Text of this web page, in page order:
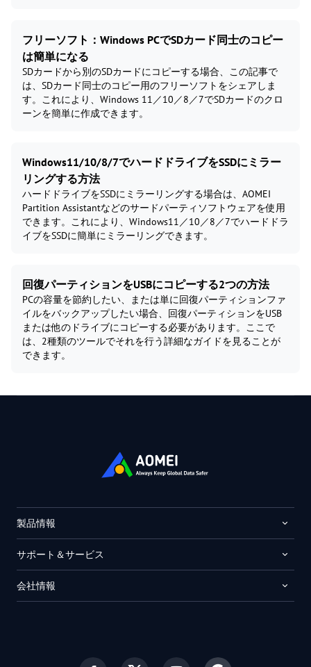
フリーソフト：Windows PCでSDカード同士のコピー
は簡単になる
SDカードから別のSDカードにコピーする場合、この記事で
は、SDカード同士のコピー用のフリーソフトをシェアしま
す。これにより、Windows 11／10／8／7でSDカードのクロ
ーンを簡単に作成できます。
Windows11/10/8/7でハードドライブをSSDにミラー
リングする方法
ハードドライブをSSDにミラーリングする場合は、AOMEI
Partition Assistantなどのサードパーティソフトウェアを使用
できます。これにより、Windows11／10／8／7でハードドラ
イブをSSDに簡単にミラーリングできます。
回復パーティションをUSBにコピーする2つの方法
PCの容量を節約したい、または単に回復パーティションファ
イルをバックアップしたい場合、回復パーティションをUSB
または他のドライブにコピーする必要があります。ここで
は、2種類のツールでそれを行う詳細なガイドを見ることが
できます。
製品情報
サポート＆サービス
会社情報